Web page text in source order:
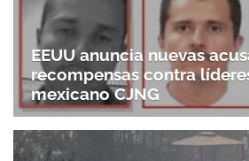
EEUU anuncia nuevas
recompensas contra
mexicano CJNG